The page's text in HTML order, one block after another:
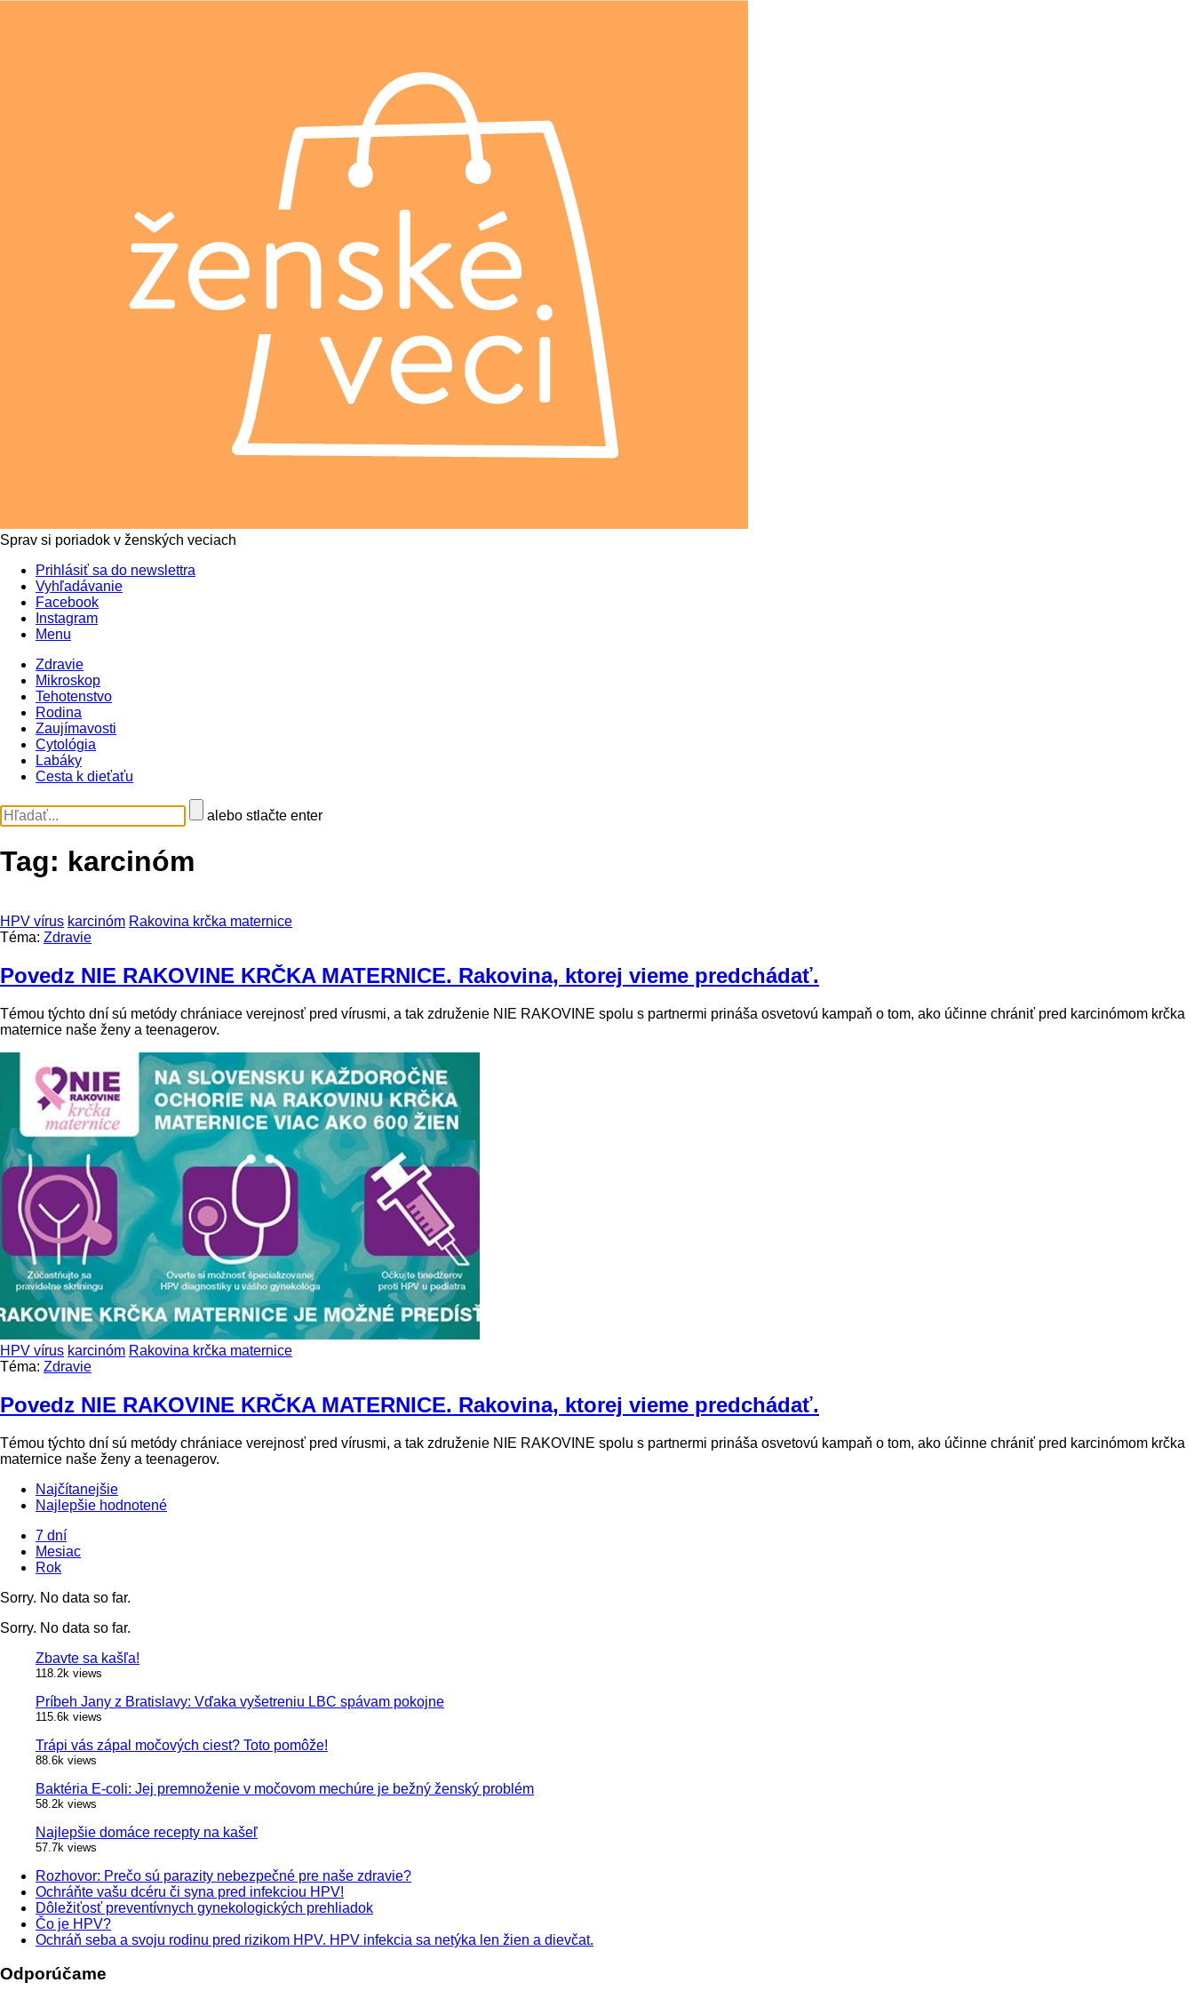
Sprav si poriadok v ženských veciach
Prihlásiť sa do newslettra
Vyhľadávanie
Facebook
Instagram
Menu
Zdravie
Mikroskop
Tehotenstvo
Rodina
Zaujímavosti
Cytológia
Labáky
Cesta k dieťaťu
alebo stlačte enter
Tag: karcinóm
HPV vírus karcinóm Rakovina krčka maternice
Téma: Zdravie
Povedz NIE RAKOVINE KRČKA MATERNICE. Rakovina, ktorej vieme predchádať.
Témou týchto dní sú metódy chrániace verejnosť pred vírusmi, a tak združenie NIE RAKOVINE spolu s partnermi prináša osvetovú kampaň o tom, ako účinne chrániť pred karcinómom krčka
maternice naše ženy a teenagerov.
HPV vírus karcinóm Rakovina krčka maternice
Téma: Zdravie
Povedz NIE RAKOVINE KRČKA MATERNICE. Rakovina, ktorej vieme predchádať.
Témou týchto dní sú metódy chrániace verejnosť pred vírusmi, a tak združenie NIE RAKOVINE spolu s partnermi prináša osvetovú kampaň o tom, ako účinne chrániť pred karcinómom krčka
maternice naše ženy a teenagerov.
Najčítanejšie
Najlepšie hodnotené
7 dní
Mesiac
Rok
Sorry. No data so far.
Sorry. No data so far.
Zbavte sa kašľa!
118.2k views
Príbeh Jany z Bratislavy: Vďaka vyšetreniu LBC spávam pokojne
115.6k views
Trápi vás zápal močových ciest? Toto pomôže!
88.6k views
Baktéria E-coli: Jej premnoženie v močovom mechúre je bežný ženský problém
58.2k views
Najlepšie domáce recepty na kašeľ
57.7k views
Rozhovor: Prečo sú parazity nebezpečné pre naše zdravie?
Ochráňte vašu dcéru či syna pred infekciou HPV!
Dôležiťosť preventívnych gynekologických prehliadok
Čo je HPV?
Ochráň seba a svoju rodinu pred rizikom HPV. HPV infekcia sa netýka len žien a dievčat.
Odporúčame